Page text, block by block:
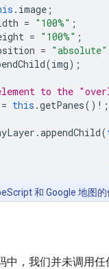
. image ;
= "100%" ;
= "100%" ;
= "absolute"
(img);
to the
= this .getPanes() ! ;
.appendChild(
和 Google 地图
中，我们并未调用